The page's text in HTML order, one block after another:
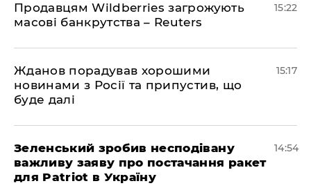
Продавцям Wildberries загрожують
масові банкрутства – Reuters
15:22
Жданов порадував хорошими
новинами з Росії та припустив, що
буде далі
15:17
Зеленський зробив несподівану
важливу заяву про постачання ракет
для Patriot в Україну
14:54